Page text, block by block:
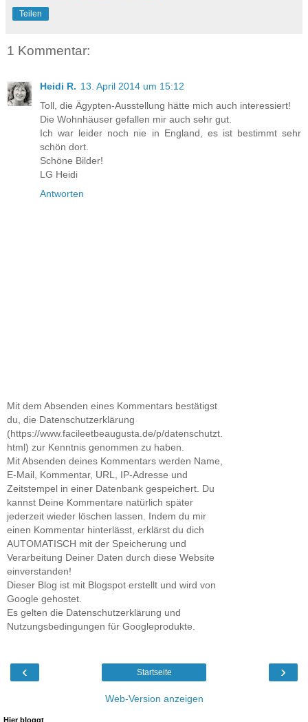
Teilen
1 Kommentar:
Heidi R. 13. April 2014 um 15:12
Toll, die Ägypten-Ausstellung hätte mich auch interessiert!
Die Wohnhäuser gefallen mir auch sehr gut.
Ich war leider noch nie in England, es ist bestimmt sehr
schön dort.
Schöne Bilder!
LG Heidi
Antworten
Mit dem Absenden eines Kommentars bestätigst
du, die Datenschutzerklärung
(https://www.facileetbeaugusta.de/p/datenschutzt.
html) zur Kenntnis genommen zu haben.
Mit Absenden deines Kommentars werden Name,
E-Mail, Kommentar, URL, IP-Adresse und
Zeitstempel in einer Datenbank gespeichert. Du
kannst Deine Kommentare natürlich später
jederzeit wieder löschen lassen. Indem du mir
einen Kommentar hinterlässt, erklärst du dich
AUTOMATISCH mit der Speicherung und
Verarbeitung Deiner Daten durch diese Website
einverstanden!
Dieser Blog ist mit Blogspot erstellt und wird von
Google gehostet.
Es gelten die Datenschutzerklärung und
Nutzungsbedingungen für Googleprodukte.
‹ ›
Startseite
Web-Version anzeigen
Hier bloggt